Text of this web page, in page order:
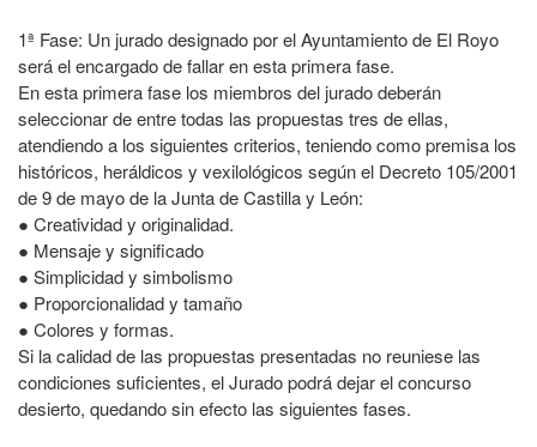
1ª Fase: Un jurado designado por el Ayuntamiento de El Royo
será el encargado de fallar en esta primera fase.
En esta primera fase los miembros del jurado deberán
seleccionar de entre todas las propuestas tres de ellas,
atendiendo a los siguientes criterios, teniendo como premisa los
históricos, heráldicos y vexilológicos según el Decreto 105/2001
de 9 de mayo de la Junta de Castilla y León:
● Creatividad y originalidad.
● Mensaje y significado
● Simplicidad y simbolismo
● Proporcionalidad y tamaño
● Colores y formas.
Si la calidad de las propuestas presentadas no reuniese las
condiciones suficientes, el Jurado podrá dejar el concurso
desierto, quedando sin efecto las siguientes fases.